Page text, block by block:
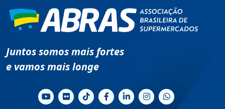
Juntos somos mais fortes
e vamos mais longe